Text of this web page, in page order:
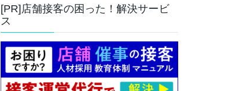
[PR]店舗接客の困った！解決サービ
ス